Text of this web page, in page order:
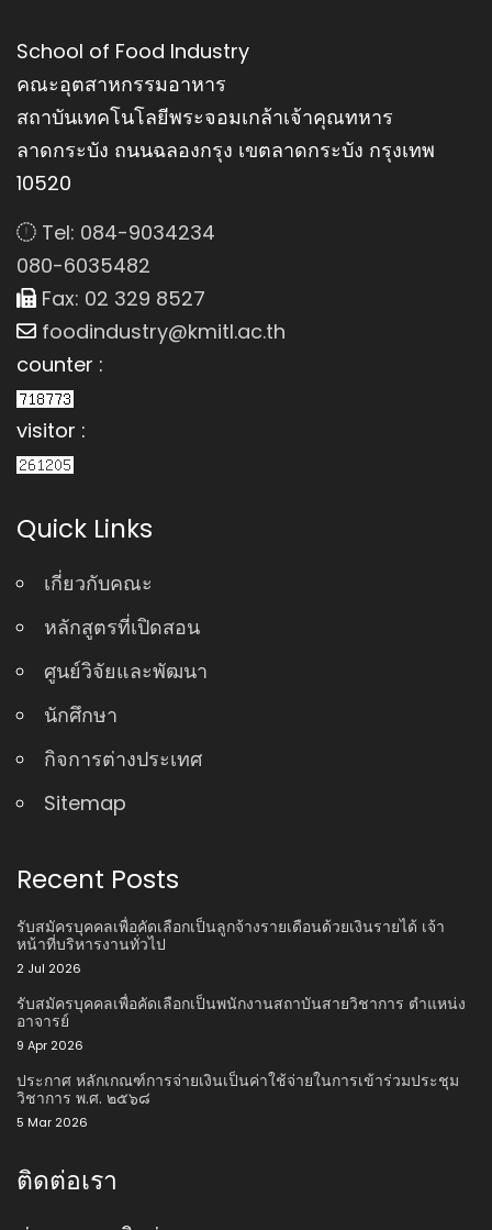
School of Food Industry
คณะอุตสาหกรรมอาหาร
สถาบันเทคโนโลยีพระจอมเกล้าเจ้าคุณทหาร
ลาดกระบัง ถนนฉลองกรุง เขตลาดกระบัง กรุงเทพ
10520
Tel: 084-9034234
080-6035482
Fax: 02 329 8527
foodindustry@kmitl.ac.th
counter :
visitor :
Quick Links
เกี่ยวกับคณะ
หลักสูตรที่เปิดสอน
ศูนย์วิจัยและพัฒนา
นักศึกษา
กิจการต่างประเทศ
Sitemap
Recent Posts
รับสมัครบุคคลเพื่อคัดเลือกเป็นลูกจ้างรายเดือนด้วยเงินรายได้ เจ้า
หน้าที่บริหารงานทั่วไป
2 Jul 2026
รับสมัครบุคคลเพื่อคัดเลือกเป็นพนักงานสถาบันสายวิชาการ ตําแหน่ง
อาจารย์
9 Apr 2026
ประกาศ หลักเกณฑ์การจ่ายเงินเป็นค่าใช้จ่ายในการเข้าร่วมประชุม
วิชาการ พ.ศ. ๒๕๖๘
5 Mar 2026
ติดต่อเรา